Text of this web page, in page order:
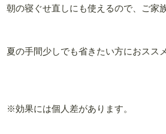
朝の寝ぐせ直しにも使えるので、ご家
夏の手間少しでも省きたい方におスス
※効果には個人差があります。